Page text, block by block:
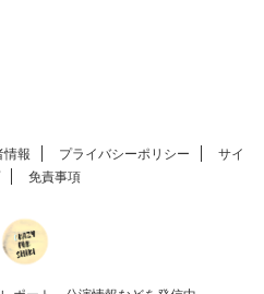
情報 プライバシーポリシー
サイ
免責事項